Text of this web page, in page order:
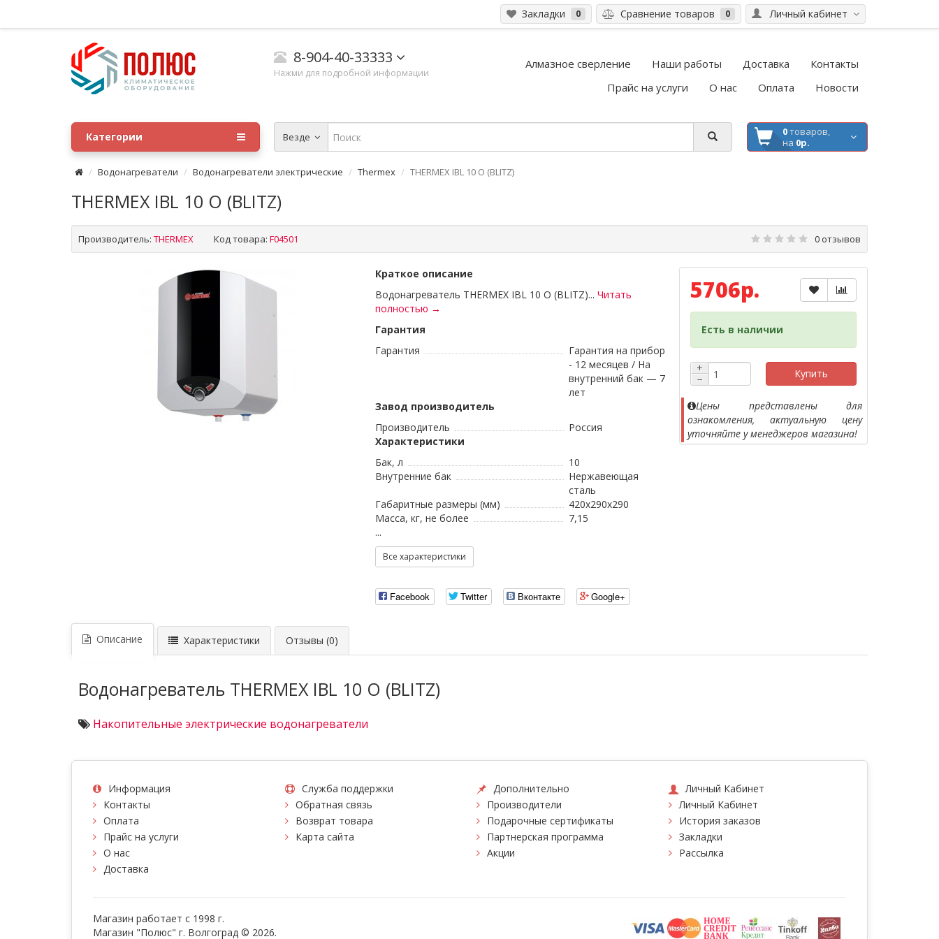
Личный кабинет
Закладки 0 Сравнение товаров 0
8-904-40-33333
Нажми для подробной информации
Алмазное сверление Наши работы Доставка
Контакты
Прайс на услуги
О нас Оплата Новости
Везде 0товаров,
на 0р.
Категории
Водонагреватели Водонагреватели электрические Thermex THERMEX IBL 10 O (BLITZ)
THERMEX IBL 10 O (BLITZ)
Производитель: THERMEX Код товара: F04501 0 отзывов
Краткое описание
Водонагреватель THERMEX IBL 10 O (BLITZ)... Читать
полностью →
Гарантия
Гарантия
Гарантия на прибор
- 12 месяцев / На
внутренний бак — 7
лет
Завод производитель
Производитель
Россия
Характеристики
Бак, л
10
Внутренние бак
Нержавеющая
сталь
Габаритные размеры (мм)
420x290x290
Масса, кг, не более
7,15
...
Все характеристики
Facebook Twitter Вконтакте Google+
5706р.
Есть в наличии
+
−
Купить
Цены представлены для
ознакомления, актуальную цену
уточняйте у менеджеров магазина!
Описание Характеристики Отзывы (0)
Водонагреватель THERMEX IBL 10 O (BLITZ)
Накопительные электрические водонагреватели
Информация
Контакты
Оплата
Прайс на услуги
О нас
Доставка
Служба поддержки
Обратная связь
Возврат товара
Карта сайта
Дополнительно
Производители
Подарочные сертификаты
Партнерская программа
Акции
Личный Кабинет
Личный Кабинет
История заказов
Закладки
Рассылка
Магазин работает с 1998 г.
Магазин "Полюс" г. Волгоград © 2026.